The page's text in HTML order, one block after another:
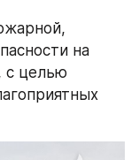
на
с целью